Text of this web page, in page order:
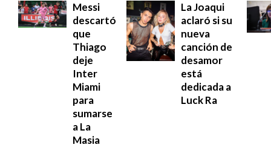
Messi
descartó
que
Thiago
deje
Inter
Miami
para
sumarse
a La
Masia
La Joaqui
aclaró si su
nueva
canción de
desamor
está
dedicada a
Luck Ra